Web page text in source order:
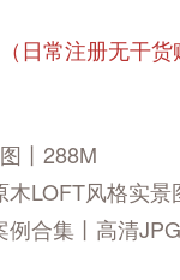
（日常注册无干
丨288M
木LOFT风格实
例合集丨高清